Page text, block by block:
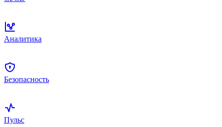
Аналитика
Безопасность
Пульс